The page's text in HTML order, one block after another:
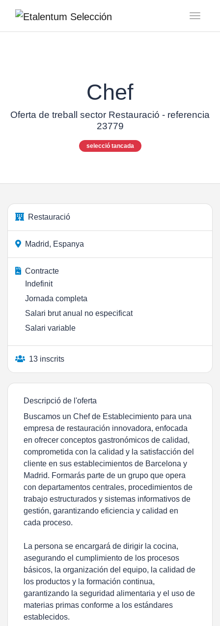
Chef
Oferta de treball sector Restauració - referencia
23779
selecció tancada
Restauració
Madrid, Espanya
Contracte
Indefinit
Jornada completa
Salari brut anual no especificat
Salari variable
13 inscrits
Descripció de l'oferta
Buscamos un Chef de Establecimiento para una
empresa de restauración innovadora, enfocada
en ofrecer conceptos gastronómicos de calidad,
comprometida con la calidad y la satisfacción del
cliente en sus establecimientos de Barcelona y
Madrid. Formarás parte de un grupo que opera
con departamentos centrales, procedimientos de
trabajo estructurados y sistemas informativos de
gestión, garantizando eficiencia y calidad en
cada proceso.
La persona se encargará de dirigir la cocina,
asegurando el cumplimiento de los procesos
básicos, la organización del equipo, la calidad de
los productos y la formación continua,
garantizando la seguridad alimentaria y el uso de
materias primas conforme a los estándares
establecidos.